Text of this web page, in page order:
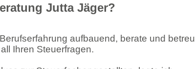
Jutta Jäger?
aufbauend, berate und
Ihren Steuerfragen.